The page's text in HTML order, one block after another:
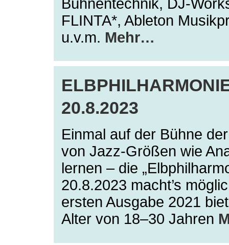
Bühnentechnik, DJ-
FLINTA*, Ableton
u.v.m. Mehr…
20.8.2023
Einmal auf der Bühne
von Jazz-Größen wie
lernen – die
20.8.2023 macht’s
ersten Ausgabe 2021
Alter von 18–30 Jahren